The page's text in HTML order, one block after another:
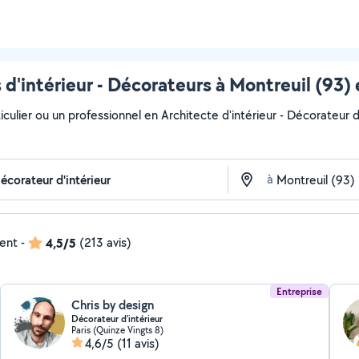
- Décorateurs à Montreuil (93)
ou un professionnel en Architecte d'intérieur - Décorateur
à
- 4,5/5 (213 avis)
Entreprise
Chris by design
Décorateur d'intérieur
Paris (Quinze Vingts 8)
4,6/5 (11 avis)